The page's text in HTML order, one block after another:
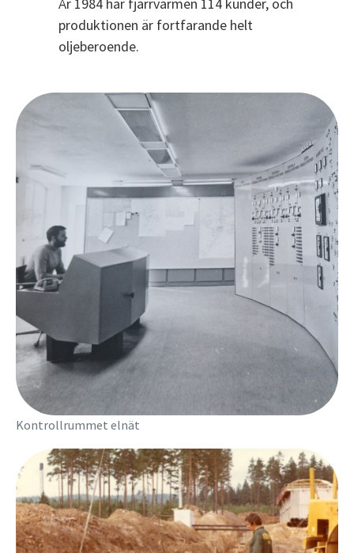
År 1984 har fjärrvärmen 114 kunder, och
produktionen är fortfarande helt
oljeberoende.
Kontrollrummet elnät